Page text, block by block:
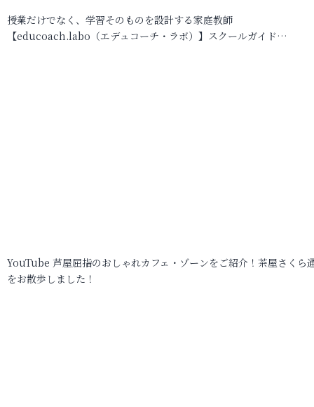
授業だけでなく、学習そのものを設計する家庭教師
【educoach.labo（エデュコーチ・ラボ）】スクールガイド…
YouTube 芦屋屈指のおしゃれカフェ・ゾーンをご紹介！茶屋さくら
をお散歩しました！